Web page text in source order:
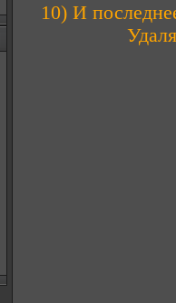
10) И